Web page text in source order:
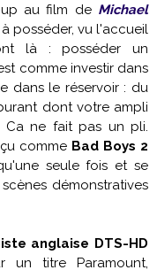
au film de Michael
posséder, vu l'accueil
là : posséder un
comme investir dans
dans le réservoir : du
dont votre ampli
Ca ne fait pas un pli.
comme Bad Boys 2
seule fois et se
démonstratives
anglaise DTS-HD
un titre Paramount,